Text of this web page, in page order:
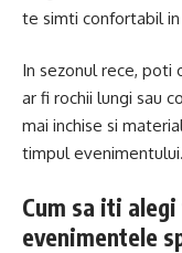
te simti confortabil
In sezonul rece,
ar fi rochii lungi sau
mai inchise si
timpul evenimentului.
Cum sa iti
evenimentele